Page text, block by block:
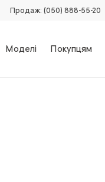
Продаж: (050) 888-55-20
Моделі Покупцям